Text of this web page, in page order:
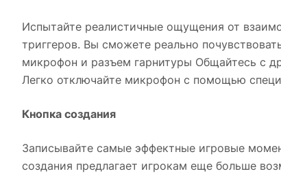
Испытайте реалистичные ощущения от
триггеров. Вы сможете реально
микрофон и разъем гарнитуры Общайтесь с
Легко отключайте микрофон с помощью
Кнопка создания
Записывайте самые эффектные игровые
создания предлагает игрокам еще больше